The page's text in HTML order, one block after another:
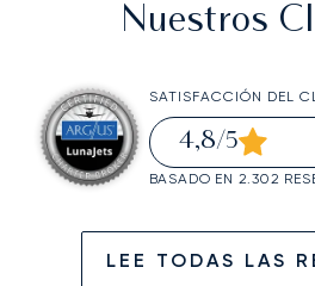
Nuestros
SATISFACCIÓN DEL
4,8/5
BASADO EN 2.302
LEE TODAS LAS